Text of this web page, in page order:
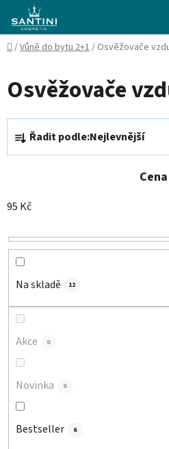
obsah
Domů
/Vůně do bytu 2+1/ Osvěžovače
Osvěžovače
Ř
z
n
í
p
r
u
Řadit podle:Nejlevnější
Cena
95 Kč
Na skladě 12
Akce 0
Novinka 0
Bestseller 6